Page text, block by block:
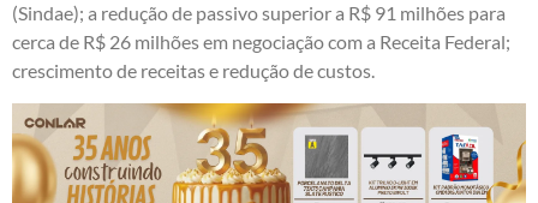
(Sindae); a redução de passivo superior a R$ 91 milhões para
cerca de R$ 26 milhões em negociação com a Receita Federal;
crescimento de receitas e redução de custos.